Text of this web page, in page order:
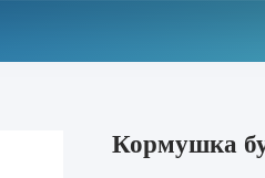
Кормушка